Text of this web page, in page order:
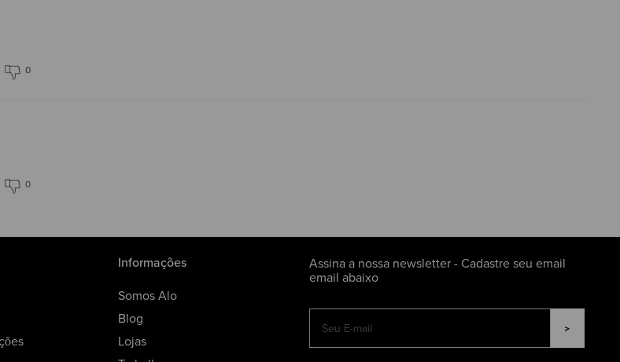
0
0
Informações
Somos Alo
Blog
Lojas
Assina a nossa newsletter - Cadastre seu email
email abaixo